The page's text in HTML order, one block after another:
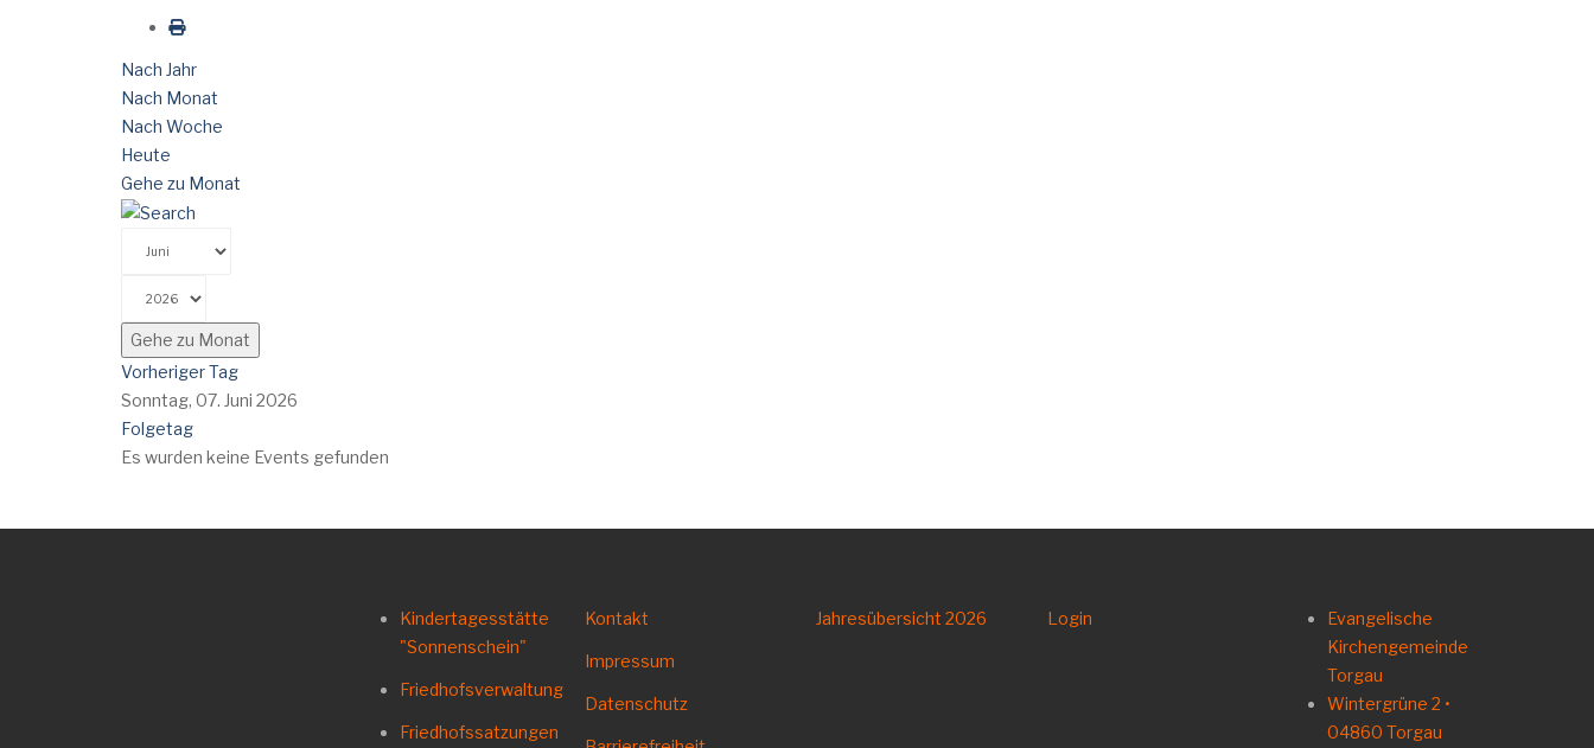
Nach Jahr
Nach Monat
Nach Woche
Heute
Gehe zu Monat
Gehe zu Monat
Vorheriger Tag
Sonntag, 07. Juni 2026
Folgetag
Es wurden keine Events gefunden
Kindertagesstätte
"Sonnenschein"
Friedhofsverwaltung
Friedhofssatzungen
Kontakt
Impressum
Datenschutz
Jahresübersicht 2026 Login
Evangelische
Kirchengemeinde
Torgau
Wintergrüne 2 •
04860 Torgau